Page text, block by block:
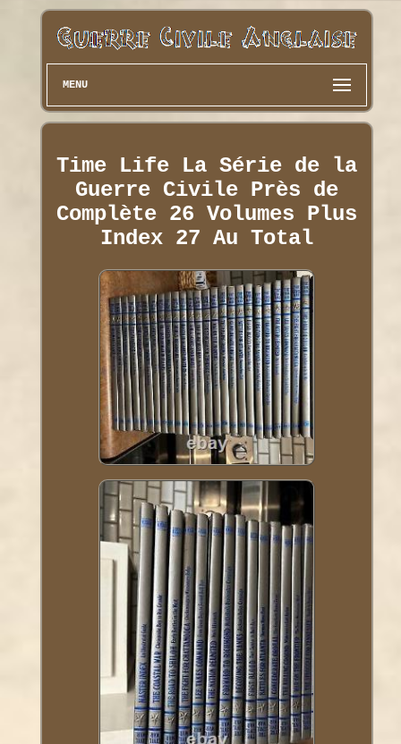
MENU
Time Life La Série de la
Guerre Civile Près de
Complète 26 Volumes Plus
Index 27 Au Total